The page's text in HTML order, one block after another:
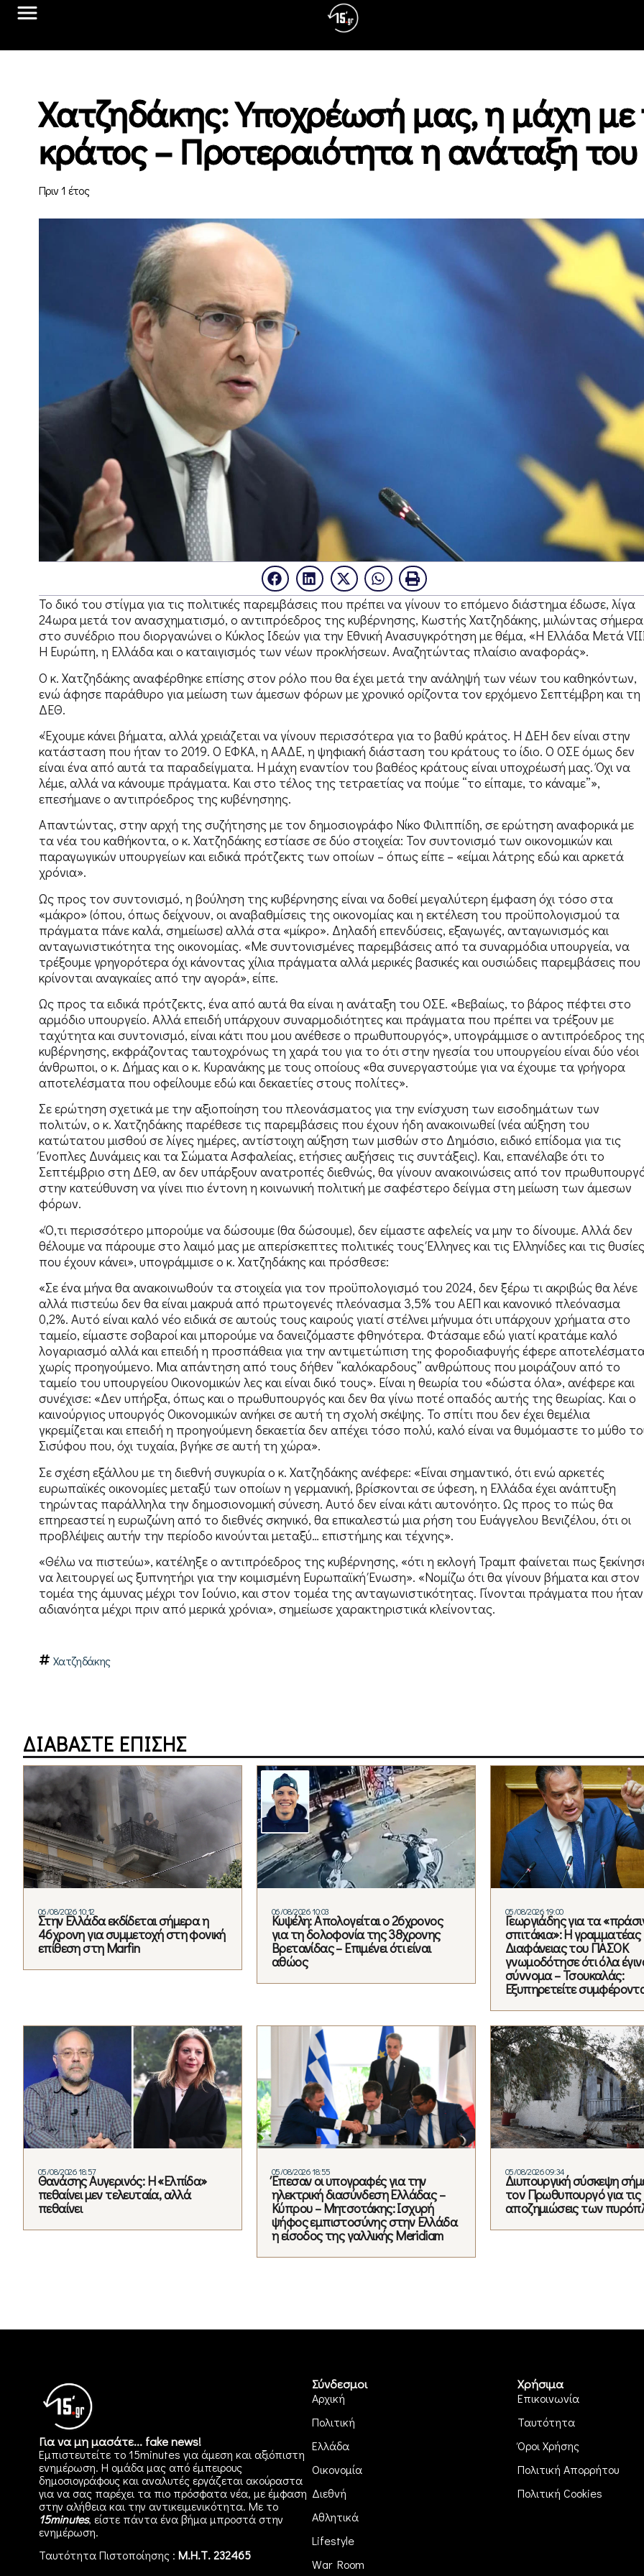
Χατζηδάκης: Υποχρέωσή μας, η μάχη με
κράτος – Προτεραιότητα η ανάταξη
Πριν 1 έτος
Το δικό του στίγμα για τις πολιτικές παρεμβάσεις που πρέπει να γίνουν το επόμενο διάστημα έδωσε, λίγα
24ωρα μετά τον ανασχηματισμό, ο αντιπρόεδρος της κυβέρνησης, Κωστής Χατζηδάκης, μιλώντας σήμερα
στο συνέδριο που διοργανώνει ο Κύκλος Ιδεών για την Εθνική Ανασυγκρότηση με θέμα, «Η Ελλάδα Μετά
Η Ευρώπη, η Ελλάδα και ο καταιγισμός των νέων προκλήσεων. Αναζητώντας πλαίσιο αναφοράς».
Ο κ. Χατζηδάκης αναφέρθηκε επίσης στον ρόλο που θα έχει μετά την ανάληψή των νέων του καθηκόντων,
ενώ άφησε παράθυρο για μείωση των άμεσων φόρων με χρονικό ορίζοντα τον ερχόμενο Σεπτέμβρη και τη
ΔΕΘ.
«Έχουμε κάνει βήματα, αλλά χρειάζεται να γίνουν περισσότερα για το βαθύ κράτος. Η ΔΕΗ δεν είναι στην
κατάσταση που ήταν το 2019. Ο ΕΦΚΑ, η ΑΑΔΕ, η ψηφιακή διάσταση του κράτους το ίδιο. Ο ΟΣΕ όμως δεν
είναι ένα από αυτά τα παραδείγματα. Η μάχη εναντίον του βαθέος κράτους είναι υποχρέωσή μας. Όχι να
λέμε, αλλά να κάνουμε πράγματα. Και στο τέλος της τετραετίας να πούμε “το είπαμε, το κάναμε”»,
επεσήμανε ο αντιπρόεδρος της κυβένησηης.
Απαντώντας, στην αρχή της συζήτησης με τον δημοσιογράφο Νίκο Φιλιππίδη, σε ερώτηση αναφορικά με
τα νέα του καθήκοντα, ο κ. Χατζηδάκης εστίασε σε δύο στοιχεία: Τον συντονισμό των οικονομικών και
παραγωγικών υπουργείων και ειδικά πρότζεκτς των οποίων – όπως είπε – «είμαι λάτρης εδώ και αρκετά
χρόνια».
Ως προς τον συντονισμό, η βούληση της κυβέρνησης είναι να δοθεί μεγαλύτερη έμφαση όχι τόσο στα
«μάκρο» (όπου, όπως δείχνουν, οι αναβαθμίσεις της οικονομίας και η εκτέλεση του προϋπολογισμού τα
πράγματα πάνε καλά, σημείωσε) αλλά στα «μίκρο». Δηλαδή επενδύσεις, εξαγωγές, ανταγωνισμός και
ανταγωνιστικότητα της οικονομίας. «Με συντονισμένες παρεμβάσεις από τα συναρμόδια υπουργεία, να
τρέξουμε γρηγορότερα όχι κάνοντας χίλια πράγματα αλλά μερικές βασικές και ουσιώδεις παρεμβάσεις που
κρίνονται αναγκαίες από την αγορά», είπε.
Ως προς τα ειδικά πρότζεκτς, ένα από αυτά θα είναι η ανάταξη του ΟΣΕ. «Βεβαίως, το βάρος πέφτει στο
αρμόδιο υπουργείο. Αλλά επειδή υπάρχουν συναρμοδιότητες και πράγματα που πρέπει να τρέξουν με
ταχύτητα και συντονισμό, είναι κάτι που μου ανέθεσε ο πρωθυπουργός», υπογράμμισε ο αντιπρόεδρος
κυβέρνησης, εκφράζοντας ταυτοχρόνως τη χαρά του για το ότι στην ηγεσία του υπουργείου είναι δύο νέοι
άνθρωποι, ο κ. Δήμας και ο κ. Κυρανάκης με τους οποίους «θα συνεργαστούμε για να έχουμε τα γρήγορα
αποτελέσματα που οφείλουμε εδώ και δεκαετίες στους πολίτες».
Σε ερώτηση σχετικά με την αξιοποίηση του πλεονάσματος για την ενίσχυση των εισοδημάτων των
πολιτών, ο κ. Χατζηδάκης παρέθεσε τις παρεμβάσεις που έχουν ήδη ανακοινωθεί (νέα αύξηση του
κατώτατου μισθού σε λίγες ημέρες, αντίστοιχη αύξηση των μισθών στο Δημόσιο, ειδικό επίδομα για τις
Ένοπλες Δυνάμεις και τα Σώματα Ασφαλείας, ετήσιες αυξήσεις τις συντάξεις). Και, επανέλαβε ότι το
Σεπτέμβριο στη ΔΕΘ, αν δεν υπάρξουν ανατροπές διεθνώς, θα γίνουν ανακοινώσεις από τον
στην κατεύθυνση να γίνει πιο έντονη η κοινωνική πολιτική με σαφέστερο δείγμα στη μείωση των άμεσων
φόρων.
«Ό,τι περισσότερο μπορούμε να δώσουμε (θα δώσουμε), δεν είμαστε αφελείς να μην το δίνουμε. Αλλά δεν
θέλουμε να πάρουμε στο λαιμό μας με απερίσκεπτες πολιτικές τους Έλληνες και τις Ελληνίδες και τις θυσίες
που έχουν κάνει», υπογράμμισε ο κ. Χατζηδάκης και πρόσθεσε:
«Σε ένα μήνα θα ανακοινωθούν τα στοιχεία για τον προϋπολογισμό του 2024, δεν ξέρω τι ακριβώς θα λένε
αλλά πιστεύω δεν θα είναι μακρυά από πρωτογενές πλεόνασμα 3,5% του ΑΕΠ και κανονικό πλεόνασμα
0,2%. Αυτό είναι καλό νέο ειδικά σε αυτούς τους καιρούς γιατί στέλνει μήνυμα ότι υπάρχουν χρήματα στο
ταμείο, είμαστε σοβαροί και μπορούμε να δανειζόμαστε φθηνότερα. Φτάσαμε εδώ γιατί κρατάμε καλό
λογαριασμό αλλά και επειδή η προσπάθεια για την αντιμετώπιση της φοροδιαφυγής έφερε
χωρίς προηγούμενο. Μια απάντηση από τους δήθεν “καλόκαρδους” ανθρώπους που μοιράζουν από το
ταμείο του υπουργείου Οικονομικών λες και είναι δικό τους». Είναι η θεωρία του «δώστα όλα», ανέφερε και
συνέχισε: «Δεν υπήρξα, όπως και ο πρωθυπουργός και δεν θα γίνω ποτέ οπαδός αυτής της θεωρίας. Και ο
καινούργιος υπουργός Οικονομικών ανήκει σε αυτή τη σχολή σκέψης. Το σπίτι που δεν έχει θεμέλια
γκρεμίζεται και επειδή η προηγούμενη δεκαετία δεν απέχει τόσο πολύ, καλό είναι να θυμόμαστε το μύθο
Σισύφου που, όχι τυχαία, βγήκε σε αυτή τη χώρα».
Σε σχέση εξάλλου με τη διεθνή συγκυρία ο κ. Χατζηδάκης ανέφερε: «Είναι σημαντικό, ότι ενώ αρκετές
ευρωπαϊκές οικονομίες μεταξύ των οποίων η γερμανική, βρίσκονται σε ύφεση, η Ελλάδα έχει ανάπτυξη
τηρώντας παράλληλα την δημοσιονομική σύνεση. Αυτό δεν είναι κάτι αυτονόητο. Ως προς το πώς θα
επηρεαστεί η ευρωζώνη από το διεθνές σκηνικό, θα επικαλεστώ μια ρήση του Ευάγγελου Βενιζέλου, ότι οι
προβλέψεις αυτήν την περίοδο κινούνται μεταξύ… επιστήμης και τέχνης».
«Θέλω να πιστεύω», κατέληξε ο αντιπρόεδρος της κυβέρνησης, «ότι η εκλογή Τραμπ φαίνεται πως
να λειτουργεί ως ξυπνητήρι για την κοιμισμένη Ευρωπαϊκή Ένωση». «Νομίζω ότι θα γίνουν βήματα και στον
τομέα της άμυνας μέχρι τον Ιούνιο, και στον τομέα της ανταγωνιστικότητας. Γίνονται πράγματα που ήταν
αδιανόητα μέχρι πριν από μερικά χρόνια», σημείωσε χαρακτηριστικά κλείνοντας.
Χατζηδάκης
ΔΙΑΒΑΣΤΕ ΕΠΙΣΗΣ
06/08/2026 10:12
Στην Ελλάδα εκδίδεται σήμερα η
46χρονη για συμμετοχή στη φονική
επίθεση στη Marfin
06/08/2026 10:03
Κυψέλη: Απολογείται ο 26χρονος
για τη δολοφονία της 38χρονης
Βρετανίδας – Επιμένει ότι είναι
αθώος
05/08/2026 19:00
Γεωργιάδης για τα
σπιτάκια»: Η γραμματέας
Διαφάνειας του ΠΑΣΟΚ
γνωμοδότησε ότι όλα
σύννομα – Τσουκαλάς:
Εξυπηρετείτε
05/08/2026 18:57
Θανάσης Αυγερινός: Η «Ελπίδα»
πεθαίνει μεν τελευταία, αλλά
πεθαίνει
05/08/2026 18:55
Έπεσαν οι υπογραφές για την
ηλεκτρική διασύνδεση Ελλάδας –
Κύπρου – Μητσοτάκης: Ισχυρή
ψήφος εμπιστοσύνης στην Ελλάδα
η είσοδος της γαλλικής Meridiam
05/08/2026 09:34
Διυπουργική σύσκεψη
τον Πρωθυπουργό για τις
αποζημιώσεις των
Για να μη μασάτε... fake news!
Εμπιστευτείτε το 15minutes για άμεση και αξιόπιστη
ενημέρωση. Η ομάδα μας από έμπειρους
δημοσιογράφους και αναλυτές εργάζεται ακούραστα
για να σας παρέχει τα πιο πρόσφατα νέα, με έμφαση
στην αλήθεια και την αντικειμενικότητα. Με το
15minutes, είστε πάντα ένα βήμα μπροστά στην
ενημέρωση.
Ταυτότητα Πιστοποίησης : Μ.Η.Τ. 232465
Σύνδεσμοι
Αρχική
Πολιτική
Ελλάδα
Οικονομία
Διεθνή
Αθλητικά
Lifestyle
War Room
Χρήσιμα
Επικοινωνία
Ταυτότητα
Όροι Χρήσης
Πολιτική Απορρήτου
Πολιτική Cookies